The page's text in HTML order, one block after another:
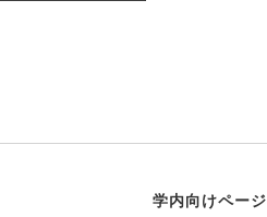
学内向けページ